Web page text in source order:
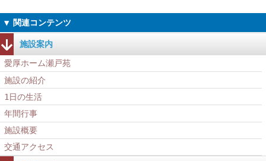
施設案内
愛厚ホーム瀬戸苑
施設の紹介
1日の生活
年間行事
施設概要
交通アクセス